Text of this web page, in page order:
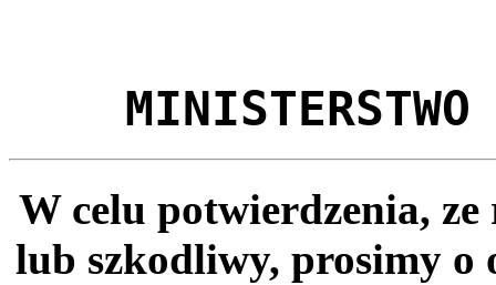
MINISTERSTWO
W celu potwierdzenia,
lub szkodliwy, prosimy o